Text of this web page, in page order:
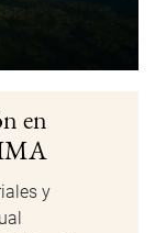
en
y